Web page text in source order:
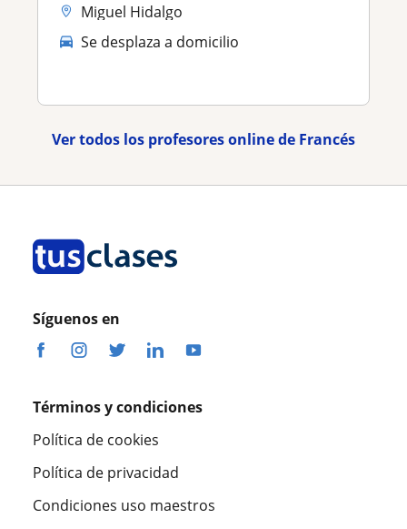
Miguel Hidalgo
Se desplaza a domicilio
Ver todos los profesores online de Francés
Síguenos en
Términos y condiciones
Política de cookies
Política de privacidad
Condiciones uso maestros